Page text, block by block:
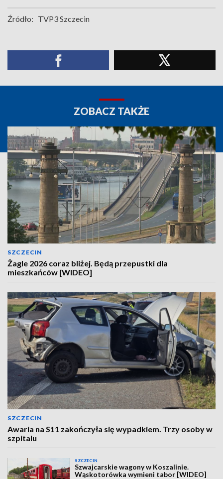
Źródło: TVP3 Szczecin
ZOBACZ TAKŻE
SZCZECIN
Żagle 2026 coraz bliżej. Będą przepustki dla
mieszkańców [WIDEO]
SZCZECIN
Awaria na S11 zakończyła się wypadkiem. Trzy osoby w
szpitalu
SZCZECIN
Szwajcarskie wagony w Koszalinie.
Wąskotorówka wymieni tabor [WIDEO]